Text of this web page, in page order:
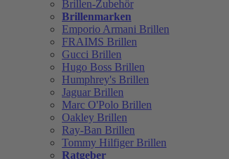
Brillen-Zubehör
Brillenmarken
Emporio Armani Brillen
FRAIMS Brillen
Gucci Brillen
Hugo Boss Brillen
Humphrey's Brillen
Jaguar Brillen
Marc O'Polo Brillen
Oakley Brillen
Ray-Ban Brillen
Tommy Hilfiger Brillen
Ratgeber